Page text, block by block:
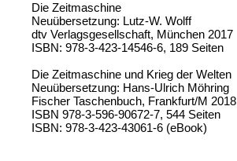
Die Zeitmaschine
Neuübersetzung: Lutz-W. Wolff
dtv Verlagsgesellschaft, München 2017
ISBN: 978-3-423-14546-6, 189 Seiten
Die Zeitmaschine und Krieg der Welten
Neuübersetzung: Hans-Ulrich Möhring
Fischer Taschenbuch, Frankfurt/M 2018
ISBN 978-3-596-90672-7, 544 Seiten
ISBN: 978-3-423-43061-6 (eBook)